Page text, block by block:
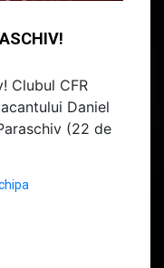
Clubul CFR
Daniel
(22 de